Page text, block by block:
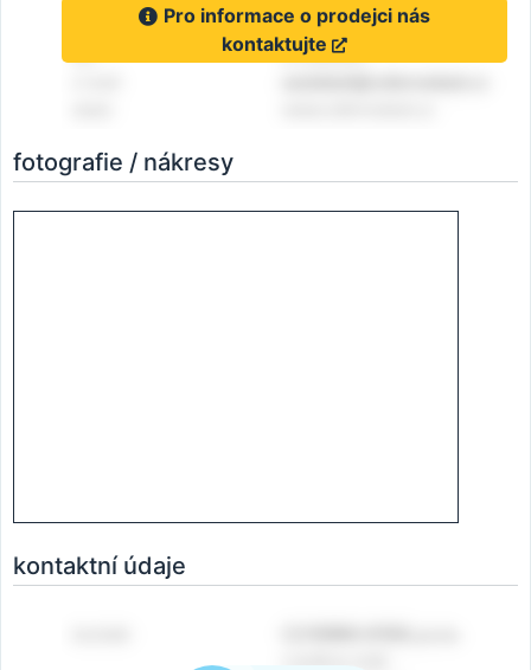
Pro informace o prodejci nás
kontaktujte
fotografie / nákresy
kontaktní údaje